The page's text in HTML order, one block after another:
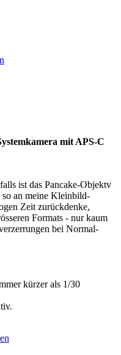
mit APS-C
ist das Pancake-Objektv
an meine Kleinbild-
Zeit zurückdenke,
Formats - nur kaum
bei Normal-
kürzer als 1/30